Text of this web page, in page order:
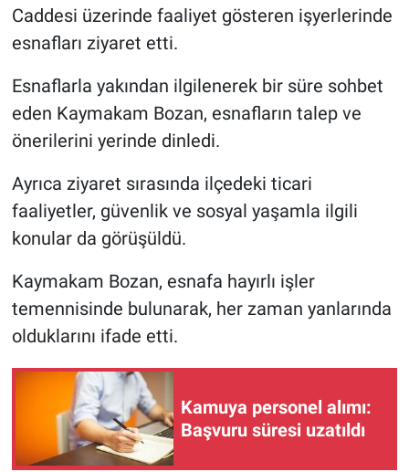
Caddesi üzerinde faaliyet gösteren işyerlerinde
esnafları ziyaret etti.
Esnaflarla yakından ilgilenerek bir süre sohbet
eden Kaymakam Bozan, esnafların talep ve
önerilerini yerinde dinledi.
Ayrıca ziyaret sırasında ilçedeki ticari
faaliyetler, güvenlik ve sosyal yaşamla ilgili
konular da görüşüldü.
Kaymakam Bozan, esnafa hayırlı işler
temennisinde bulunarak, her zaman yanlarında
olduklarını ifade etti.
Kamuya personel alımı:
Başvuru süresi uzatıldı